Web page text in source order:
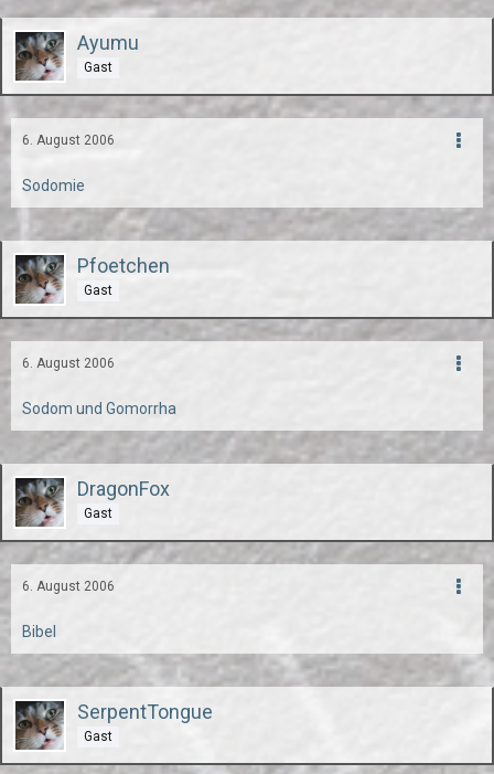
Ayumu
Gast
6. August 2006
Sodomie
Pfoetchen
Gast
6. August 2006
Sodom und Gomorrha
DragonFox
Gast
6. August 2006
Bibel
SerpentTongue
Gast